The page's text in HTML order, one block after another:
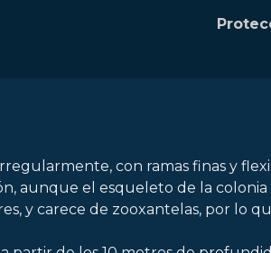
con ramas finas y
aunque el esqueleto de la
y carece de zooxantelas, por lo